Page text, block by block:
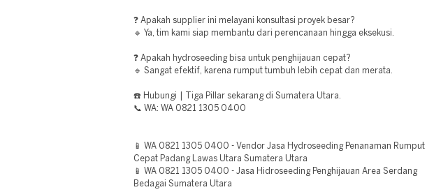
❓ Apakah supplier ini melayani konsultasi proyek besar?
🔹 Ya, tim kami siap membantu dari perencanaan hingga eksekusi.
❓ Apakah hydroseeding bisa untuk penghijauan cepat?
🔹 Sangat efektif, karena rumput tumbuh lebih cepat dan merata.
☎️ Hubungi | Tiga Pillar sekarang di Sumatera Utara.
📞 WA: WA 0821 1305 0400
📱 WA 0821 1305 0400 - Vendor Jasa Hydroseeding Penanaman Rumput
Cepat Padang Lawas Utara Sumatera Utara
📱 WA 0821 1305 0400 - Jasa Hidroseeding Penghijauan Area Serdang
Bedagai Sumatera Utara